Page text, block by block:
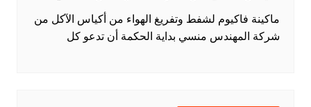
ماكينة فاكيوم لشفط وتفريغ الهواء من أكياس الآكل من
شركة المهندس منسي بداية الحكمة أن تدعو كل